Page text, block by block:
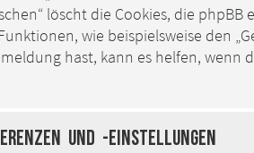
löscht die Cookies, die
wie beispielsweise den
hast, kann es helfen, wenn
und -einstellungen